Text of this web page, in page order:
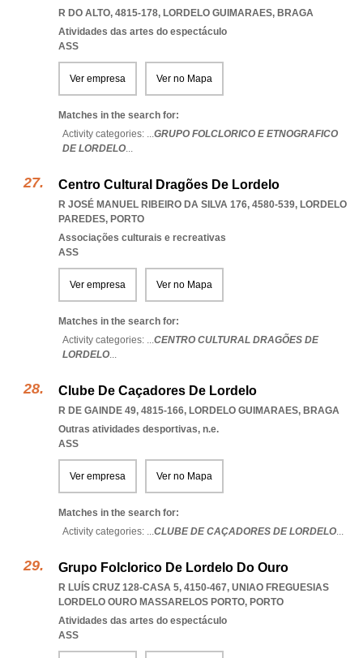
R DO ALTO, 4815-178, LORDELO GUIMARAES, BRAGA
Atividades das artes do espectáculo
ASS
Ver empresa Ver no Mapa
Matches in the search for:
Activity categories: ...GRUPO FOLCLORICO E ETNOGRAFICO
DE LORDELO...
Centro Cultural Dragões De Lordelo
R JOSÉ MANUEL RIBEIRO DA SILVA 176, 4580-539, LORDELO
PAREDES, PORTO
Associações culturais e recreativas
ASS
Ver empresa Ver no Mapa
Matches in the search for:
Activity categories: ...CENTRO CULTURAL DRAGÕES DE
LORDELO...
Clube De Caçadores De Lordelo
R DE GAINDE 49, 4815-166, LORDELO GUIMARAES, BRAGA
Outras atividades desportivas, n.e.
ASS
Ver empresa Ver no Mapa
Matches in the search for:
Activity categories: ...CLUBE DE CAÇADORES DE LORDELO...
Grupo Folclorico De Lordelo Do Ouro
R LUÍS CRUZ 128-CASA 5, 4150-467, UNIAO FREGUESIAS
LORDELO OURO MASSARELOS PORTO, PORTO
Atividades das artes do espectáculo
ASS